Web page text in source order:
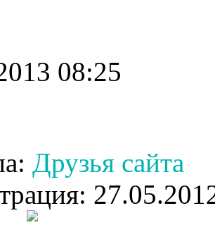
08:25
Друзья сайта